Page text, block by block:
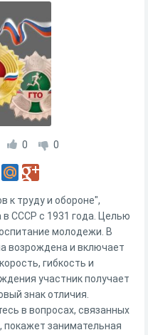
0 0
к труду и обороне",
СССР с 1931 года. Целью
молодежи. В
возрождена и включает
гибкость и
участник получает
знак отличия.
в вопросах, связанных
занимательная